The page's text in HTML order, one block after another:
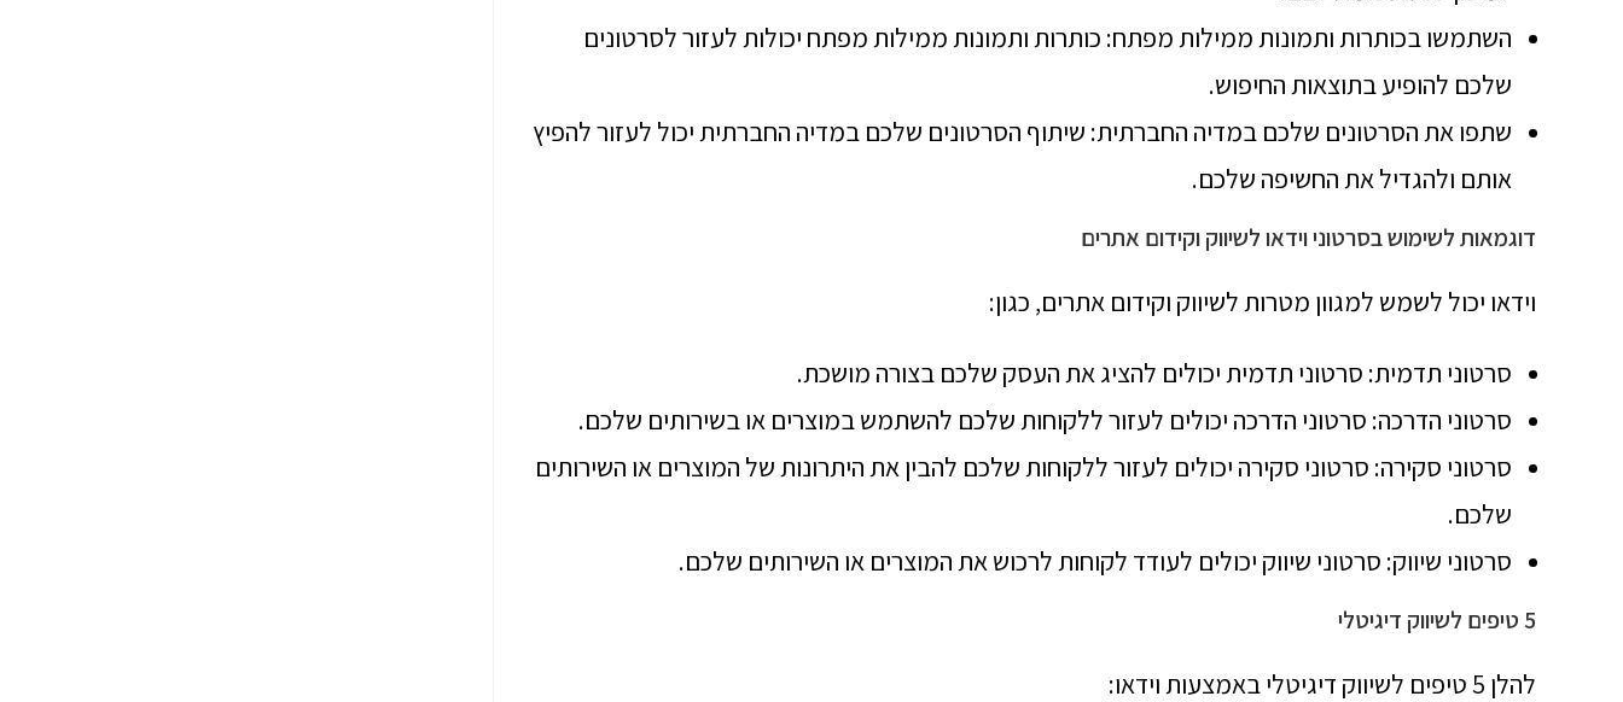
השתמשו בכותרות ותמונות ממילות מפתח: כותרות ותמונות ממילות מפתח יכולות לעזור לסרטונים
שלכם להופיע בתוצאות החיפוש.
שתפו את הסרטונים שלכם במדיה החברתית: שיתוף הסרטונים שלכם במדיה החברתית יכול לעזור להפיץ
אותם ולהגדיל את החשיפה שלכם.
דוגמאות לשימוש בסרטוני וידאו לשיווק וקידום אתרים
וידאו יכול לשמש למגוון מטרות לשיווק וקידום אתרים, כגון:
סרטוני תדמית: סרטוני תדמית יכולים להציג את העסק שלכם בצורה מושכת.
סרטוני הדרכה: סרטוני הדרכה יכולים לעזור ללקוחות שלכם להשתמש במוצרים או בשירותים שלכם.
סרטוני סקירה: סרטוני סקירה יכולים לעזור ללקוחות שלכם להבין את היתרונות של המוצרים או השירותים
שלכם.
סרטוני שיווק: סרטוני שיווק יכולים לעודד לקוחות לרכוש את המוצרים או השירותים שלכם.
5 טיפים לשיווק דיגיטלי
להלן 5 טיפים לשיווק דיגיטלי באמצעות וידאו: